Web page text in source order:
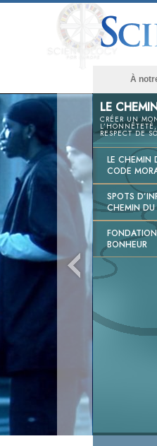
À
LE
CRÉER UN
RESPECT DE
LE CHEMIN
CODE
SPOTS
CHEMIN DU
BONHEUR